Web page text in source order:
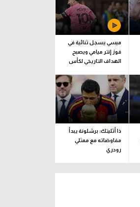
ميسي يسجل ثنائية في
فوز إنتر ميامي ويصبح
الهداف التاريخي لكأس
ذا أثليتك: برشلونة يبدأ
مفاوضاته مع ممثلي
رودري